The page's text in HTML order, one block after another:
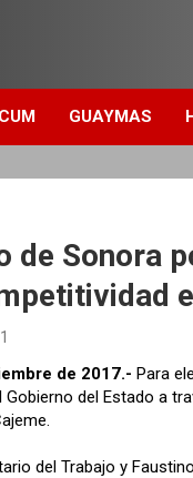
GUAYMAS
de Sonora
de 2017.- Para
del Estado a
del Trabajo y